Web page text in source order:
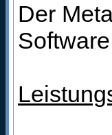
Der